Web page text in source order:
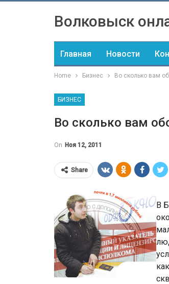
Волковыск
Главная Новости
Home Бизнес Во сколько вам
БИЗНЕС
Во сколько вам
On Ноя 12, 2011
Share
В